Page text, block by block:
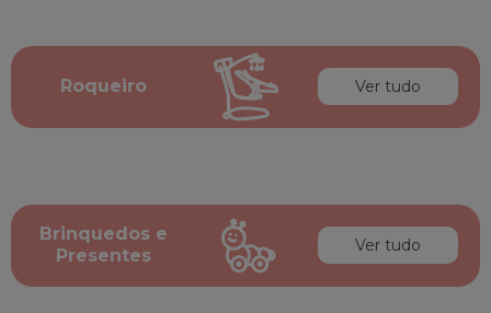
Roqueiro Ver tudo
Brinquedos e
Presentes
Ver tudo